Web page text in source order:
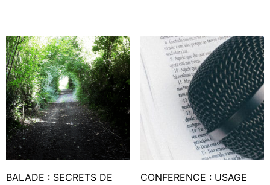
BALADE : SECRETS DE
CONFERENCE : USAGE